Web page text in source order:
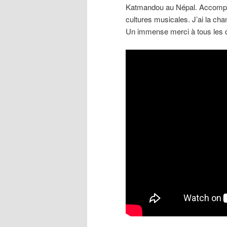
Katmandou au Népal.
cultures musicales. J’ai la
Un immense merci à tous les